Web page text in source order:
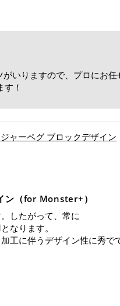
いりますので、プロにお任
！
ャーペグ ブロックデザイン
ン（for Monster+）
したがって、常に
なります。
工に伴うデザイン性に秀